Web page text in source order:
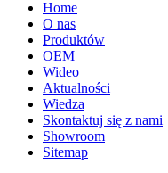
Home
O nas
Produktów
OEM
Wideo
Aktualności
Wiedza
Skontaktuj się z nami
Showroom
Sitemap